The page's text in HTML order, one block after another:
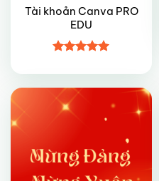
Tài khoản Canva PRO
EDU
hạng55
sao